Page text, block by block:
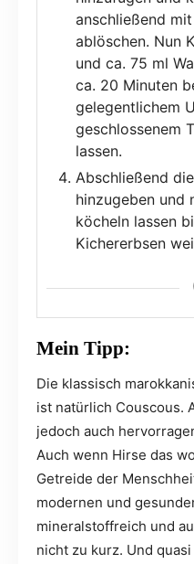
anschließend
ablöschen. Nun
und ca. 75 ml
ca. 20 Minuten
gelegentlichem
geschlossenem
lassen.
Abschließend
hinzugeben und
köcheln lassen
Kichererbsen
Mein Tipp:
Die klassisch
ist natürlich Couscous.
jedoch auch
Auch wenn Hirse das
Getreide der
modernen und
mineralstoffreich und
nicht zu kurz. Und